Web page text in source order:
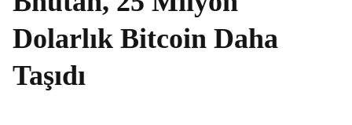
Dolarlık Bitcoin Daha
Taşıdı